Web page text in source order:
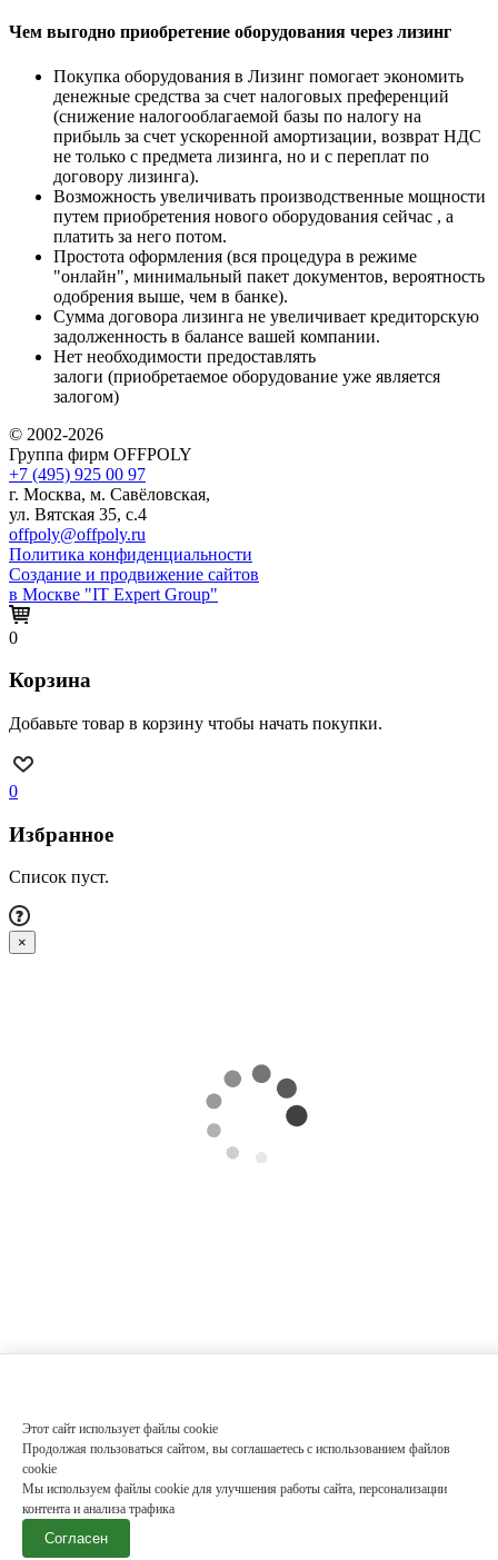
Чем выгодно приобретение оборудования через лизинг
Покупка оборудования в Лизинг помогает экономить
денежные средства за счет налоговых преференций
(снижение налогооблагаемой базы по налогу на
прибыль за счет ускоренной амортизации, возврат НДС
не только с предмета лизинга, но и с переплат по
договору лизинга).
Возможность увеличивать производственные мощности
путем приобретения нового оборудования сейчас , а
платить за него потом.
Простота оформления (вся процедура в режиме
"онлайн", минимальный пакет документов, вероятность
одобрения выше, чем в банке).
Сумма договора лизинга не увеличивает кредиторскую
задолженность в балансе вашей компании.
Нет необходимости предоставлять
залоги (приобретаемое оборудование уже является
залогом)
© 2002-2026
Группа фирм OFFPOLY
+7 (495) 925 00 97
г. Москва, м. Савёловская,
ул. Вятская 35, с.4
offpoly@offpoly.ru
Политика конфиденциальности
Создание и продвижение сайтов
в Москве "IT Expert Group"
Этот сайт использует файлы cookie
Продолжая пользоваться сайтом, вы соглашаетесь с использованием файлов
cookie
Мы используем файлы cookie для улучшения работы сайта, персонализации
контента и анализа трафика
Согласен
0
Корзина
Добавьте товар в корзину чтобы начать покупки.
0
Избранное
Список пуст.
×